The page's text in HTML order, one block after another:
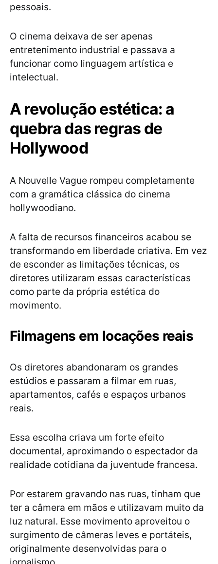
pessoais.
O cinema deixava de ser apenas
entretenimento industrial e passava a
funcionar como linguagem artística e
intelectual.
A revolução estética: a
quebra das regras de
Hollywood
A Nouvelle Vague rompeu completamente
com a gramática clássica do cinema
hollywoodiano.
A falta de recursos financeiros acabou se
transformando em liberdade criativa. Em vez
de esconder as limitações técnicas, os
diretores utilizaram essas características
como parte da própria estética do
movimento.
Filmagens em locações reais
Os diretores abandonaram os grandes
estúdios e passaram a filmar em ruas,
apartamentos, cafés e espaços urbanos
reais.
Essa escolha criava um forte efeito
documental, aproximando o espectador da
realidade cotidiana da juventude francesa.
Por estarem gravando nas ruas, tinham que
ter a câmera em mãos e utilizavam muito da
luz natural. Esse movimento aproveitou o
surgimento de câmeras leves e portáteis,
originalmente desenvolvidas para o